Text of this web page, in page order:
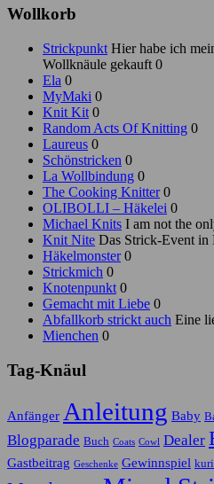
Wollkorb
Strickpunkt Hier habe ich
Wollknäule gekauft 0
Ela 0
MyMaki 0
Knit Kit 0
Random Acts Of Knitting 0
Laureus 0
Schönstricken 0
La Wollbindung 0
The Cooking Knitter0
OLIBOLLI – Häkelei 0
Michael Knits I am not the
Knit Nite Das Strick-Event in
Häkelmonster0
Strickmich 0
Knotenpunkt 0
Gemacht mit Liebe 0
Abfallkorb strickt auch Eine
Mienchen 0
Tag-Knäul
Anfänger Anleitung Baby
Blogparade Buch Coats Cowl Dealer
Gastbeitrag Geschenke Gewinnspiel